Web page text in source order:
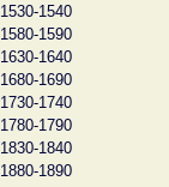
1530-1540
1580-1590
1630-1640
1680-1690
1730-1740
1780-1790
1830-1840
1880-1890